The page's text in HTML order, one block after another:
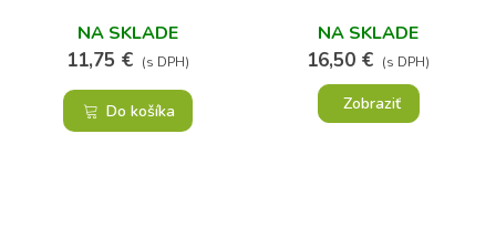
NA SKLADE
11,75 € (s DPH)
Do košíka
NA SKLADE
16,50 € (s DPH)
Zobraziť